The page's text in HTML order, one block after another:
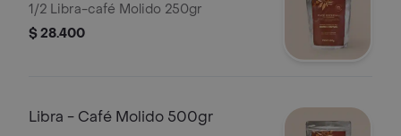
1/2 Libra-café Molido 250gr
$ 28.400
Libra - Café Molido 500gr